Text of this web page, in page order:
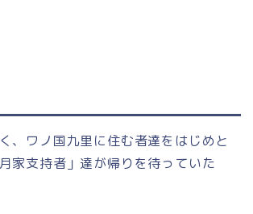
、ワノ国九里に住む者達をはじめと
家支持者」達が帰りを待っていた